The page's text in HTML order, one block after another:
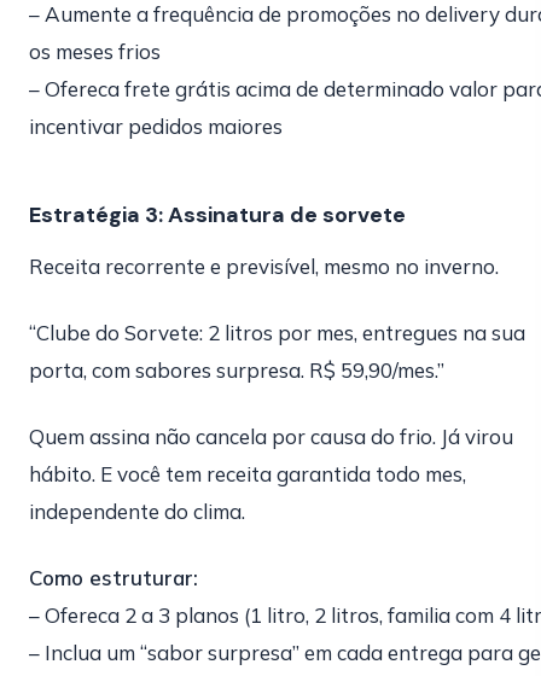
– Aumente a frequência de promoções no delivery
os meses frios
– Ofereca frete grátis acima de determinado valor
incentivar pedidos maiores
Estratégia 3: Assinatura de sorvete
Receita recorrente e previsível, mesmo no inverno.
“Clube do Sorvete: 2 litros por mes, entregues na sua
porta, com sabores surpresa. R$ 59,90/mes.”
Quem assina não cancela por causa do frio. Já virou
hábito. E você tem receita garantida todo mes,
independente do clima.
Como estruturar:
– Ofereca 2 a 3 planos (1 litro, 2 litros, familia com 4
– Inclua um “sabor surpresa” em cada entrega para